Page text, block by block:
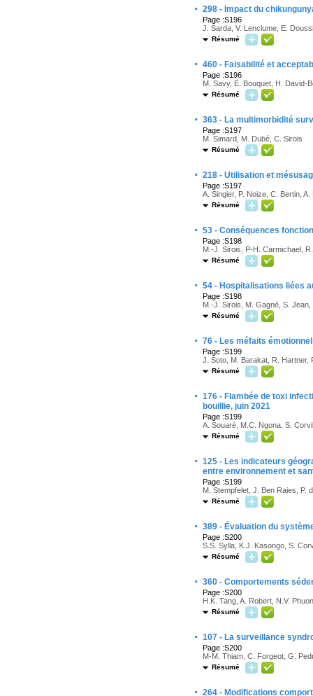
· 298 - Impact du
Page :S196
J. Sarda, V. Lenclume, E.
Résumé
· 460 - Faisabilité et
Page :S196
M. Savy, E. Bouquet, H. David-
Résumé
· 363 - La multimorbidité
Page :S197
M. Simard, M. Dubé, C. Sirois
Résumé
· 218 - Utilisation et
Page :S197
A. Singier, P. Noize, C. Bertin,
Résumé
· 53 - Conséquences
Page :S198
M.-J. Sirois, P-H. Carmichael,
Résumé
· 54 - Hospitalisations liées
Page :S198
M.-J. Sirois, M. Gagné, S.
Résumé
· 76 - Les méfaits
Page :S199
J. Soto, M. Barakat, R. Hartner,
Résumé
· 176 - Flambée de toxi
bouillie, juin 2021
Page :S199
A. Souaré, M.C. Ngona, S. Corvil
Résumé
· 125 - Les indicateurs
entre environnement et
Page :S199
M. Stempfelet, J. Ben Raies, P.
Résumé
· 389 - Évaluation du
Page :S200
S.S. Sylla, K.J. Kasongo, S.
Résumé
· 360 - Comportements
Page :S200
H.K. Tang, A. Robert, N.V.
Résumé
· 107 - La surveillance
Page :S200
M-M. Thiam, C. Forgeot, G.
Résumé
· 264 - Modifications